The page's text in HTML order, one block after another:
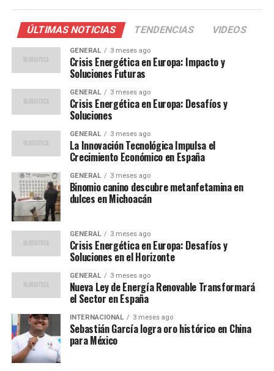
aumentado significativamente en los últimos años.
Según un informe de la Asociación Española de
Agricultura de Precisión, el uso de drones en la
agricultura ha crecido un 25% en el último año.
Los drones están siendo utilizados para monitorear
cultivos, identificar áreas problemáticas y aplicar
tratamientos de manera precisa. Esta tecnología
permite a los agricultores ahorrar tiempo y recursos, y
al mismo tiempo, mejorar la salud general de las
Inteligencia Artificial y Big Data
La inteligencia artificial (IA) y el análisis de big data
también están desempeñando un papel crucial. Estas
tecnologías permiten a los agricultores predecir
patrones climáticos, gestionar el uso del agua y
Un estudio reciente de la Universidad Politécnica de
podría reducir el consumo en un 30%, lo que es crucial
en un país donde la sequía es una preocupación
constante.
ÚLTIMAS NOTICIAS TENDENCIAS VIDEOS
GENERAL 3 meses ago
Crisis Energética en Europa: Impacto y
Soluciones Futuras
GENERAL 3 meses ago
Crisis Energética en Europa: Desafíos y
Soluciones
GENERAL 3 meses ago
La Innovación Tecnológica Impulsa el
Crecimiento Económico en España
GENERAL 3 meses ago
Binomio canino descubre metanfetamina en
dulces en Michoacán
GENERAL 3 meses ago
Crisis Energética en Europa: Desafíos y
Soluciones en el Horizonte
GENERAL 3 meses ago
Nueva Ley de Energía Renovable Transformará
el Sector en España
INTERNACIONAL 3 meses ago
Sebastián García logra oro histórico en China
para México